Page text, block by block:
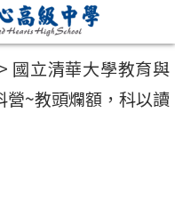
> 國立清華大學教育與
~教頭爛額，科以讀